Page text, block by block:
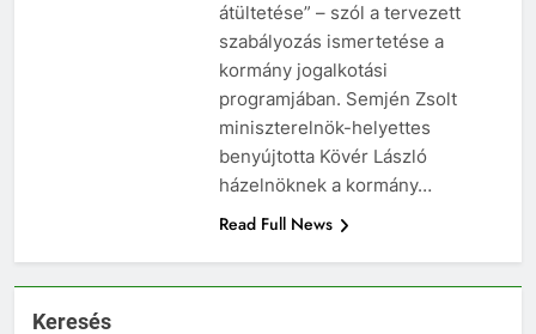
átültetése” – szól a tervezett
szabályozás ismertetése a
kormány jogalkotási
programjában. Semjén Zsolt
miniszterelnök-helyettes
benyújtotta Kövér László
házelnöknek a kormány…
Read Full News
Keresés